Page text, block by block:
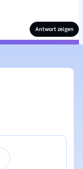
Antwort zeigen